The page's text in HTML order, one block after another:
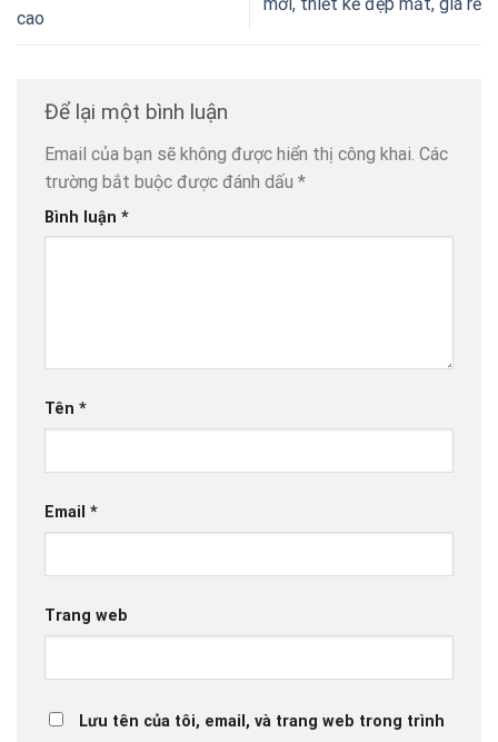
cao
Để lại một bình luận
Email của bạn sẽ không được hiển thị công khai. Các
trường bắt buộc được đánh dấu *
Bình luận *
Tên *
Email *
Trang web
Lưu tên của tôi, email, và trang web trong trình